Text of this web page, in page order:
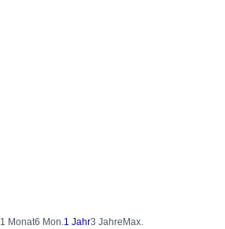
1 Monat6 Mon.1 Jahr3 Jahre Max.